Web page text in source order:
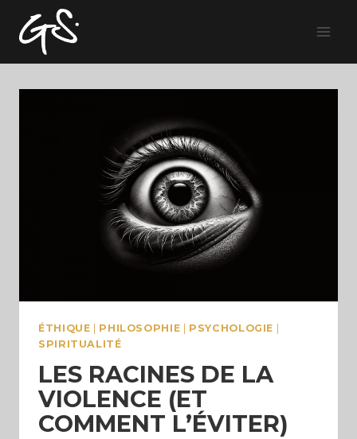
content
ÉTHIQUE | PHILOSOPHIE | PSYCHOLOGIE |
SPIRITUALITÉ
LES RACINES DE LA
VIOLENCE (ET
COMMENT L’ÉVITER)